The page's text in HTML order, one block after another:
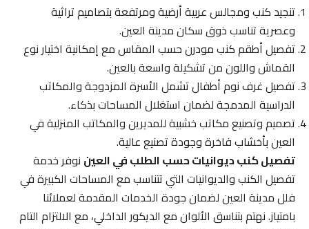
تنجيد كنب ومجالس عربية أرضية ومرتفعة بتصاميم تراثية
وعصرية تناسب ذوق سكان مدينة العين.
تفصيل أطقم كنب مودرن حسب المقاس مع إمكانية اختيار نوع
القماش واللون من تشكيلة واسعة بالعين.
تفصيل غرف نوم أطفال تشمل الأسرة المزدوجة والمكاتب
الدراسية المدمجة لضمان استغلال المساحات بذكاء.
تصميم وتصنيع مكاتب خشبية للمديرين والمكاتب المنزلية في
العين بأخشاب فاخرة وجودة تصنيع عالية.
تفصيل كنب ديوانيات حسب الطلب في العيننوفر خدمة
تفصيل الكنب والديوانيات التي تتناسب مع المساحات الكبيرة في
فلل مدينة العين لضمان جودة الخدمات المقدمة لعملائنا
بامتياز. نهتم بتناسق الألوان مع الديكور الداخلي، مع الالتزام التام